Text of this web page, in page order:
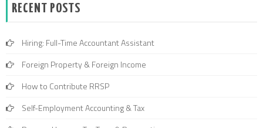
RECENT POSTS
Hiring: Full-Time Accountant Assistant
Foreign Property & Foreign Income
How to Contribute RRSP
Self-Employment Accounting & Tax